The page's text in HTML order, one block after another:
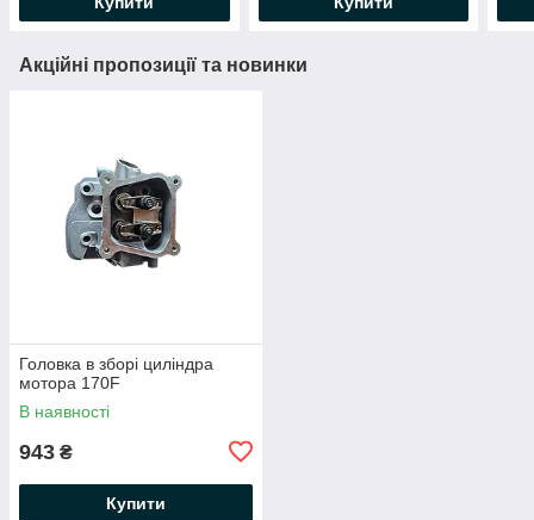
Акційні пропозиції та новинки
Головка в зборі циліндра
мотора 170F
В наявності
943 ₴
Купити